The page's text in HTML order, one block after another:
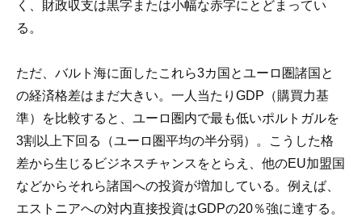
く、財政収支は黒字または小幅な赤字にとどまってい
る。
ただ、バルト海に面したこれら3カ国とユーロ圏諸国と
の経済格差はまだ大きい。一人当たりGDP（購買力基
準）を比較すると、ユーロ圏内で最も低いポルトガルを
3割以上下回る（ユーロ圏平均の半分弱）。こうした格
差から生じるビジネスチャンスをとらえ、他のEU加盟国
などからそれら諸国への投資が増加している。例えば、
エストニアへの対内直接投資はGDPの20％強に達する。